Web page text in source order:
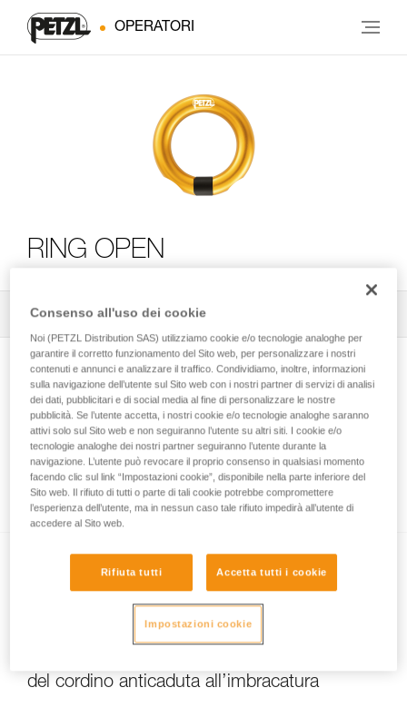
OPERATORI
RING OPEN
Tutti i consigli tecnici 2
Come assicurarsi del corretto serraggio delle
viti
del cordino anticaduta all’imbracatura
Consenso all'uso dei cookie
Noi (PETZL Distribution SAS) utilizziamo cookie e/o tecnologie analoghe per
garantire il corretto funzionamento del Sito web, per personalizzare i nostri
contenuti e annunci e analizzare il traffico. Condividiamo, inoltre, informazioni
sulla navigazione dell’utente sul Sito web con i nostri partner di servizi di analisi
dei dati, pubblicitari e di social media al fine di personalizzare le nostre
pubblicità. Se l’utente accetta, i nostri cookie e/o tecnologie analoghe saranno
attivi solo sul Sito web e non seguiranno l’utente su altri siti. I cookie e/o
tecnologie analoghe dei nostri partner seguiranno l’utente durante la
navigazione. L’utente può revocare il proprio consenso in qualsiasi momento
facendo clic sul link “Impostazioni cookie”, disponibile nella parte inferiore del
Sito web. Il rifiuto di tutti o parte di tali cookie potrebbe compromettere
l’esperienza dell’utente, ma in nessun caso tale rifiuto impedirà all’utente di
accedere al Sito web.
Rifiuta tutti Accetta tutti i cookie
Impostazioni cookie